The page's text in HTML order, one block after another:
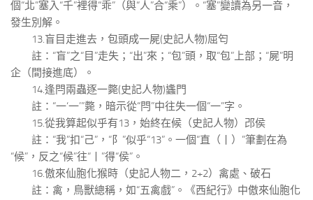
個“北”塞入“千”裡得“乖”（與“人”合“乘”）。“塞”變讀為另一音，
發生別解。
13.盲目走進去，包頭成一屍(史記人物)屈匄
註：“盲”之“目”走失；“出”來；“包”頭，取“包”上部；“屍”明
企（間接進底）。
14.逢閂兩蟲逐一斃(史記人物)蠭門
註：“一‘一’”斃，暗示從“閂”中往失一個“一”字。
15.從我算起似乎有13，始終在候（史記人物）邔侯
註：“我”扣“己”，“阝”似乎“13”。一個“直（丨）”筆劃在為
“候”，反之“候”往“丨”得“侯”。
16.傲來仙胞化猴時（史記人物二，2+2）禽處、破石
註：禽，鳥獸總稱，如“五禽戲”。《西紀行》中傲來仙胞化